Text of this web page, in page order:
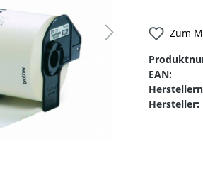
Zum
EAN:
Hersteller: